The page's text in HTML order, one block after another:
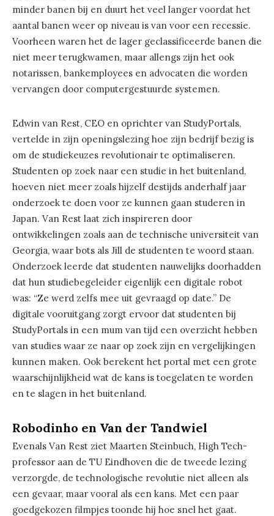
minder banen bij en duurt het veel langer voordat het
aantal banen weer op niveau is van voor een recessie.
Voorheen waren het de lager geclassificeerde banen die
niet meer terugkwamen, maar allengs zijn het ook
notarissen, bankemployees en advocaten die worden
vervangen door computergestuurde systemen.
Edwin van Rest, CEO en oprichter van StudyPortals,
vertelde in zijn openingslezing hoe zijn bedrijf bezig is
om de studiekeuzes revolutionair te optimaliseren.
Studenten op zoek naar een studie in het buitenland,
hoeven niet meer zoals hijzelf destijds anderhalf jaar
onderzoek te doen voor ze kunnen gaan studeren in
Japan. Van Rest laat zich inspireren door
ontwikkelingen zoals aan de technische universiteit van
Georgia, waar bots als Jill de studenten te woord staan.
Onderzoek leerde dat studenten nauwelijks doorhadden
dat hun studiebegeleider eigenlijk een digitale robot
was: “Ze werd zelfs mee uit gevraagd op date.” De
digitale vooruitgang zorgt ervoor dat studenten bij
StudyPortals in een mum van tijd een overzicht hebben
van studies waar ze naar op zoek zijn en vergelijkingen
kunnen maken. Ook berekent het portal met een grote
waarschijnlijkheid wat de kans is toegelaten te worden
en te slagen in het buitenland.
Robodinho en Van der Tandwiel
Evenals Van Rest ziet Maarten Steinbuch, High Tech-
professor aan de TU Eindhoven die de tweede lezing
verzorgde, de technologische revolutie niet alleen als
een gevaar, maar vooral als een kans. Met een paar
goedgekozen filmpjes toonde hij hoe snel het gaat.